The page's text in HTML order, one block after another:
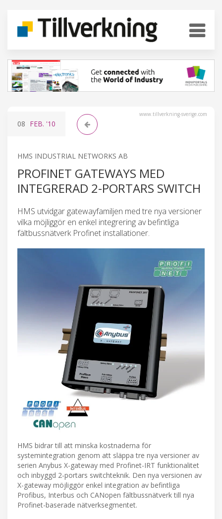
www.tillverkning-sverige.com
08 FEB. '10
HMS INDUSTRIAL NETWORKS AB
PROFINET GATEWAYS MED
INTEGRERAD 2-PORTARS SWITCH
HMS utvidgar gatewayfamiljen med tre nya versioner
vilka möjliggör en enkel integrering av befintliga
fältbussnätverk Profinet installationer.
HMS bidrar till att minska kostnaderna för
systemintegration genom att släppa tre nya versioner av
serien Anybus X-gateway med Profinet-IRT funktionalitet
och inbyggd 2-portars switchteknik. Den nya versionen av
X-gateway möjliggör enkel integration av befintliga
Profibus, Interbus och CANopen fältbussnätverk till nya
Profinet-baserade nätverksegmentet.